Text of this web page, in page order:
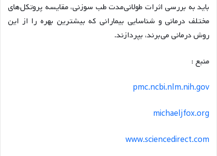
باید به بررسی اثرات طولانی‌مدت طب سوزنی، مقایسه پروتکل‌های
مختلف درمانی و شناسایی بیمارانی که بیشترین بهره را از این
روش درمانی می‌برند، بپردازند.
منبع :
pmc.ncbi.nlm.nih.gov
michaeljfox.org
www.sciencedirect.com